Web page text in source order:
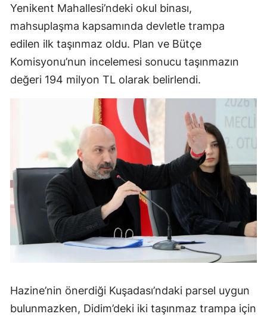
Yenikent Mahallesi’ndeki okul binası,
mahsuplaşma kapsamında devletle trampa
edilen ilk taşınmaz oldu. Plan ve Bütçe
Komisyonu’nun incelemesi sonucu taşınmazın
değeri 194 milyon TL olarak belirlendi.
Hazine’nin önerdiği Kuşadası’ndaki parsel uygun
bulunmazken, Didim’deki iki taşınmaz trampa için